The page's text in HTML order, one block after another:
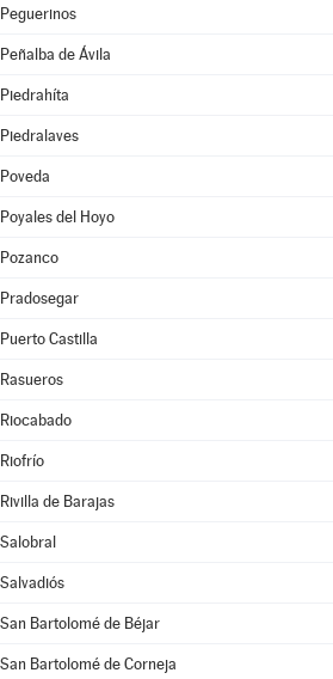
Peguerinos
Peñalba de Ávila
Piedrahíta
Piedralaves
Poveda
Poyales del Hoyo
Pozanco
Pradosegar
Puerto Castilla
Rasueros
Riocabado
Riofrío
Rivilla de Barajas
Salobral
Salvadiós
San Bartolomé de Béjar
San Bartolomé de Corneja